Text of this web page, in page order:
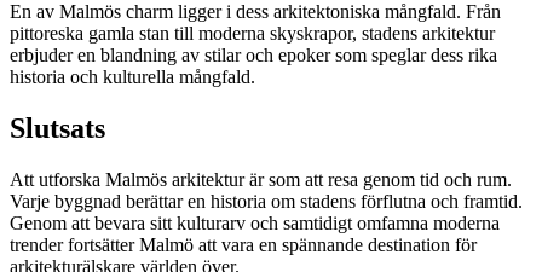
En av Malmös charm ligger i dess arkitektoniska mångfald. Från
pittoreska gamla stan till moderna skyskrapor, stadens arkitektur
erbjuder en blandning av stilar och epoker som speglar dess rika
historia och kulturella mångfald.
Slutsats
Att utforska Malmös arkitektur är som att resa genom tid och rum.
Varje byggnad berättar en historia om stadens förflutna och framtid.
Genom att bevara sitt kulturarv och samtidigt omfamna moderna
trender fortsätter Malmö att vara en spännande destination för
arkitekturälskare världen över.